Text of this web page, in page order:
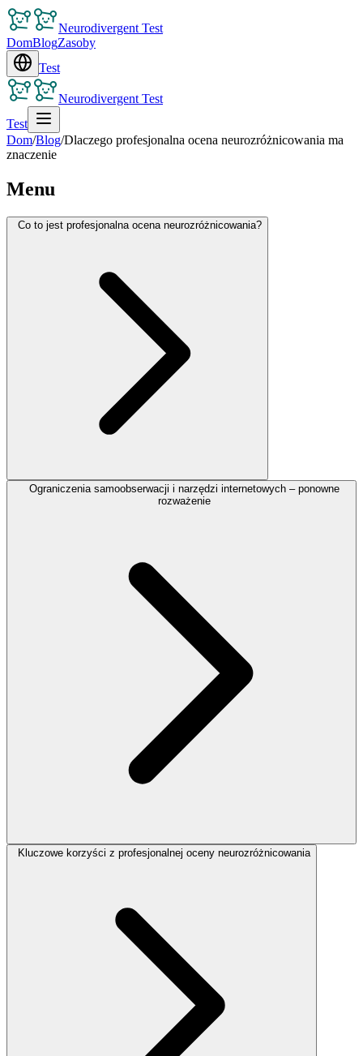
Neurodivergent Test
DomBlogZasoby
Test
Neurodivergent Test
Test
Dom/Blog/Dlaczego profesjonalna ocena neurozróżnicowania ma
znaczenie
Menu
Co to jest profesjonalna ocena neurozróżnicowania?
Ograniczenia samoobserwacji i narzędzi internetowych – ponowne
rozważenie
Kluczowe korzyści z profesjonalnej oceny neurozróżnicowania